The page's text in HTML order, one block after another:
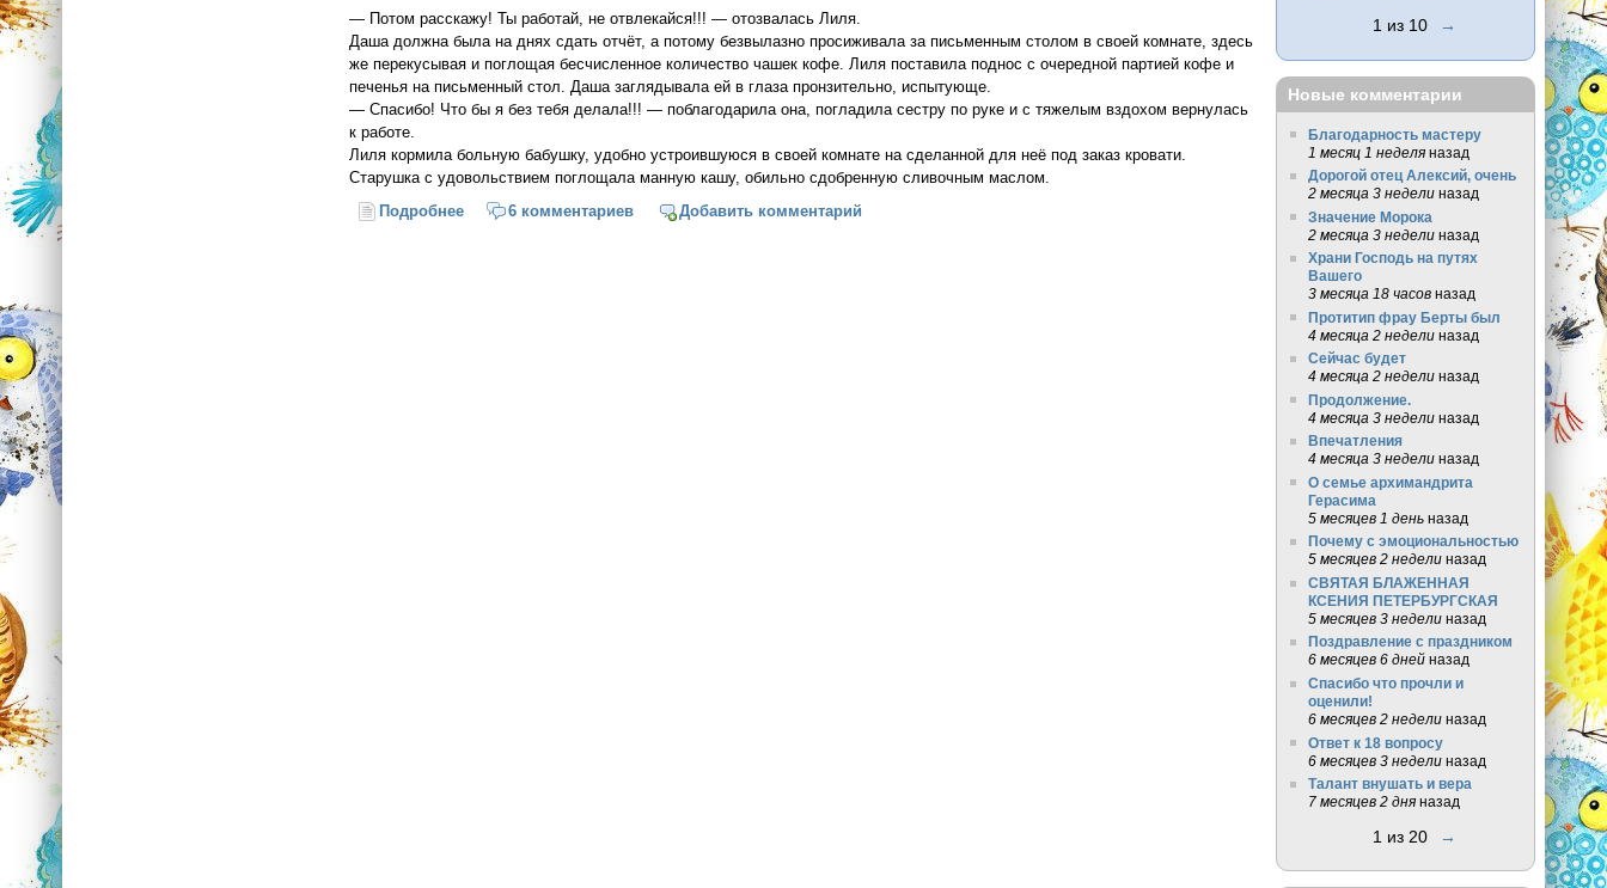
— Потом расскажу! Ты работай, не отвлекайся!!! — отозвалась Лиля.
Даша должна была на днях сдать отчёт, а потому безвылазно просиживала за письменным столом в своей комнате, здесь
же перекусывая и поглощая бесчисленное количество чашек кофе. Лиля поставила поднос с очередной партией кофе и
печенья на письменный стол. Даша заглядывала ей в глаза пронзительно, испытующе.
— Спасибо! Что бы я без тебя делала!!! — поблагодарила она, погладила сестру по руке и с тяжелым вздохом вернулась
к работе.
Лиля кормила больную бабушку, удобно устроившуюся в своей комнате на сделанной для неё под заказ кровати.
Старушка с удовольствием поглощала манную кашу, обильно сдобренную сливочным маслом.
Подробнеео Воды тихие
6 комментариев Добавить комментарий
1 из 10 →
Новые комментарии
Благодарность мастеру
1 месяц 1 неделяназад
Дорогой отец Алексий, очень
2 месяца 3 неделиназад
Значение Морока
2 месяца 3 неделиназад
Храни Господь на путях
Вашего
3 месяца 18 часовназад
Протитип фрау Берты был
4 месяца 2 неделиназад
Сейчас будет
4 месяца 2 неделиназад
Продолжение.
4 месяца 3 неделиназад
Впечатления
4 месяца 3 неделиназад
О семье архимандрита
Герасима
5 месяцев 1 деньназад
Почему с эмоциональностью
5 месяцев 2 неделиназад
СВЯТАЯ БЛАЖЕННАЯ
КСЕНИЯ ПЕТЕРБУРГСКАЯ
5 месяцев 3 неделиназад
Поздравление с праздником
6 месяцев 6 днейназад
Спасибо что прочли и
оценили!
6 месяцев 2 неделиназад
Ответ к 18 вопросу
6 месяцев 3 неделиназад
Талант внушать и вера
7 месяцев 2 дняназад
1 из 20 →